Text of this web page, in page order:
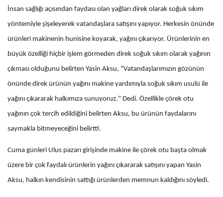
İnsan sağlığı açısından faydası olan yağları direk olarak soğuk sıkım
yöntemiyle şişeleyerek vatandaşlara satışını yapıyor. Herkesin önünde
ürünleri makinenin hunisine koyarak, yağını çıkarıyor. Ürünlerinin en
büyük özelliği hiçbir işlem görmeden direk soğuk sıkım olarak yağının
çıkması olduğunu belirten Yasin Aksu, "Vatandaşlarımızın gözünün
önünde direk ürünün yağını makine yardımıyla soğuk sıkım usulü ile
yağını çıkararak halkımıza sunuyoruz." Dedi. Özellikle çörek otu
yağının çok tercih edildiğini belirten Aksu, bu ürünün faydalarını
saymakla bitmeyeceğini belirtti.
Cuma günleri Ulus pazarı girişinde makine ile çörek otu başta olmak
üzere bir çok faydalı ürünlerin yağını çıkararak satışını yapan Yasin
Aksu, halkın kendisinin sattığı ürünlerden memnun kaldığını söyledi.